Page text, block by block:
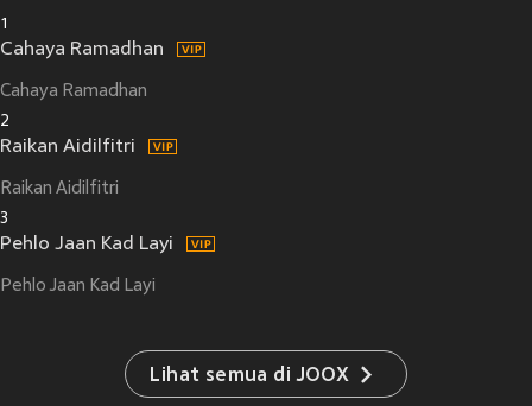
1
Cahaya Ramadhan
Cahaya Ramadhan
2
Raikan Aidilfitri
Raikan Aidilfitri
3
Pehlo Jaan Kad Layi
Pehlo Jaan Kad Layi
Lihat semua di JOOX